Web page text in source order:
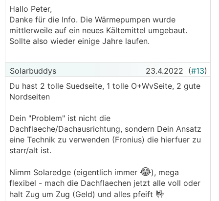
Hallo Peter,
Danke für die Info. Die Wärmepumpen wurde
mittlerweile auf ein neues Kältemittel umgebaut.
Sollte also wieder einige Jahre laufen.
Solarbuddys 23.4.2022 (#13)
Du hast 2 tolle Suedseite, 1 tolle O+WvSeite, 2 gute
Nordseiten
Dein "Problem" ist nicht die
Dachflaeche/Dachausrichtung, sondern Dein Ansatz
eine Technik zu verwenden (Fronius) die hierfuer zu
starr/alt ist.
Nimm Solaredge (eigentlich immer 😂), mega
flexibel - mach die Dachflaechen jetzt alle voll oder
halt Zug um Zug (Geld) und alles pfeift 🤟